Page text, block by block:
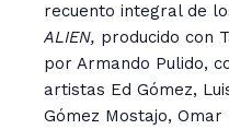
recuento integral de
ALIEN, producido con
por Armando Pulido,
artistas Ed Gómez,
Gómez Mostajo,